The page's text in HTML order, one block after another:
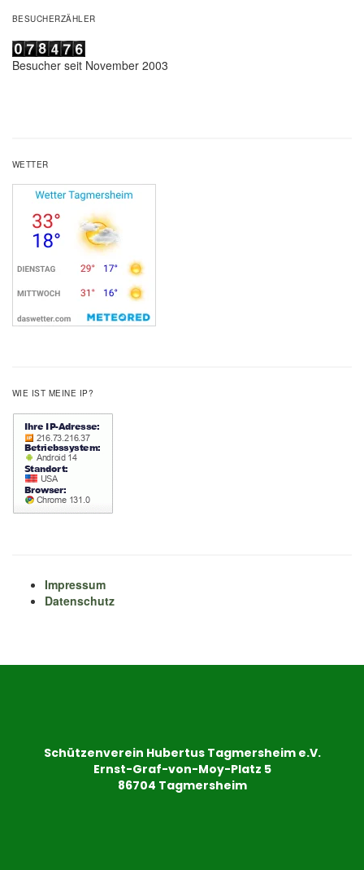
BESUCHERZÄHLER
Besucher seit November 2003
WETTER
WIE IST MEINE IP?
Impressum
Datenschutz
Schützenverein Hubertus Tagmersheim e.V.
Ernst-Graf-von-Moy-Platz 5
86704 Tagmersheim